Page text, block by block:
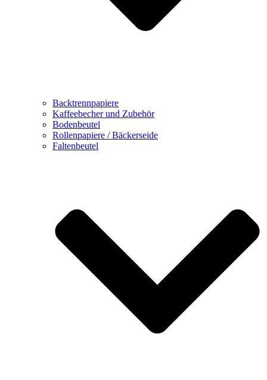
Backtrennpapiere
Kaffeebecher und Zubehör
Bodenbeutel
Rollenpapiere / Bäckerseide
Faltenbeutel